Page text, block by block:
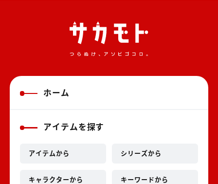
ホーム
アイテムを探す
アイテムから シリーズから
キャラクターから キーワードから